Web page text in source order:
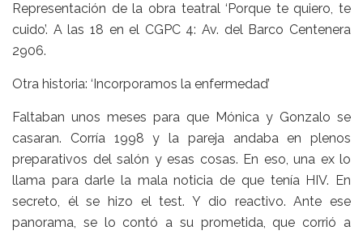
Representación de la obra teatral ‘Porque te quiero, te
cuido’. A las 18 en el CGPC 4: Av. del Barco Centenera
2906.
Otra historia: ‘Incorporamos la enfermedad’
Faltaban unos meses para que Mónica y Gonzalo se
casaran. Corría 1998 y la pareja andaba en plenos
preparativos del salón y esas cosas. En eso, una ex lo
llama para darle la mala noticia de que tenía HIV. En
secreto, él se hizo el test. Y dio reactivo. Ante ese
panorama, se lo contó a su prometida, que corrió a